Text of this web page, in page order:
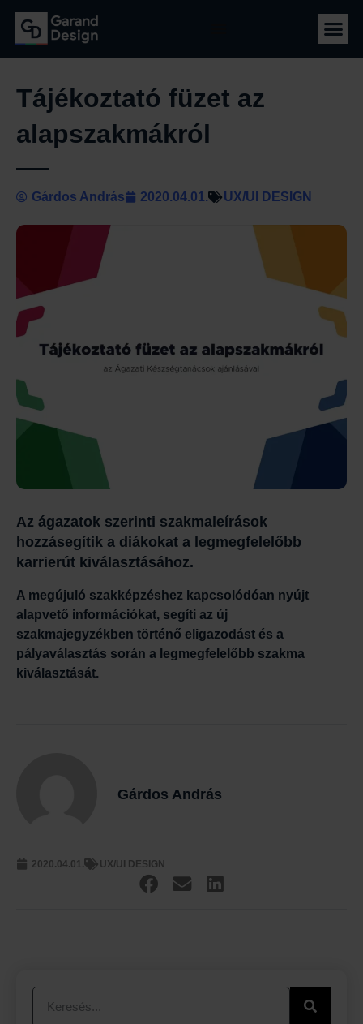
Tájékoztató füzet az
alapszakmákról
Gárdos András 2020.04.01. UX/UI DESIGN
Az ágazatok szerinti szakmaleírások
hozzásegítik a diákokat a legmegfelelőbb
karrierút kiválasztásához.
A megújuló szakképzéshez kapcsolódóan nyújt
alapvető információkat, segíti az új
szakmajegyzékben történő eligazodást és a
pályaválasztás során a legmegfelelőbb szakma
kiválasztását.
Gárdos András
2020.04.01. UX/UI DESIGN